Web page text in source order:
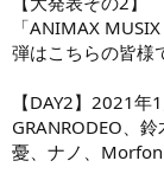
「ANIMAX
弾はこちらの皆様
【DAY2】2021年
GRANRODEO、
憂、ナノ、